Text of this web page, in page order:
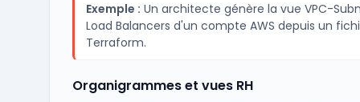
Exemple : Un architecte génère la vue VPC-
Load Balancers d'un compte AWS depuis un
Terraform.
Organigrammes et vues RH